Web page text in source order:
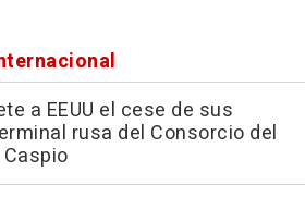
a EEUU el cese de sus
rusa del Consorcio del